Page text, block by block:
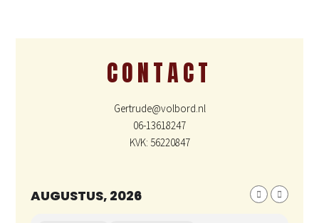
CONTACT
Gertrude@volbord.nl
06-13618247
KVK: 56220847
AUGUSTUS, 2026